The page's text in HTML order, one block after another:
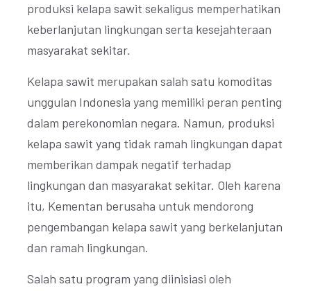
produksi kelapa sawit sekaligus memperhatikan
keberlanjutan lingkungan serta kesejahteraan
masyarakat sekitar.
Kelapa sawit merupakan salah satu komoditas
unggulan Indonesia yang memiliki peran penting
dalam perekonomian negara. Namun, produksi
kelapa sawit yang tidak ramah lingkungan dapat
memberikan dampak negatif terhadap
lingkungan dan masyarakat sekitar. Oleh karena
itu, Kementan berusaha untuk mendorong
pengembangan kelapa sawit yang berkelanjutan
dan ramah lingkungan.
Salah satu program yang diinisiasi oleh